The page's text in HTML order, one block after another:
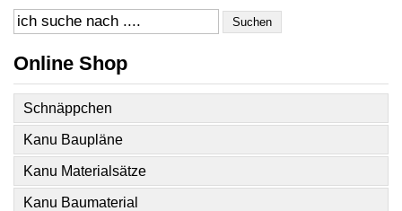
Suchen
Online Shop
Schnäppchen
Kanu Baupläne
Kanu Materialsätze
Kanu Baumaterial